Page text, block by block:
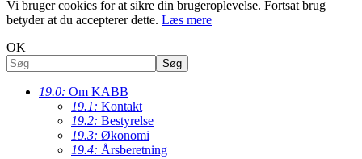
Vi bruger cookies for at sikre din brugeroplevelse. Fortsat brug
betyder at du accepterer dette. Læs mere
OK
19.0: Om KABB
19.1: Kontakt
19.2: Bestyrelse
19.3: Økonomi
19.4: Årsberetning